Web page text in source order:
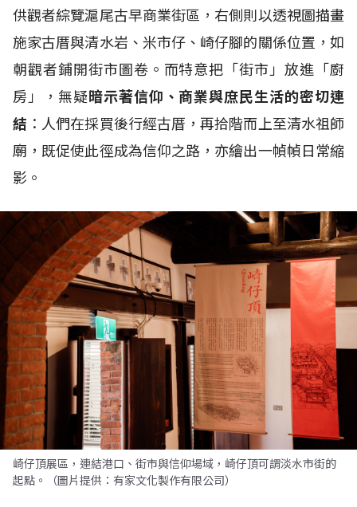
供觀者綜覽滬尾古早商業街區，右側則以透視圖描畫
施家古厝與清水岩、米市仔、崎仔腳的關係位置，如
朝觀者鋪開街市圖卷。而特意把「街市」放進「廚
房」，無疑暗示著信仰、商業與庶民生活的密切連
結 ：人們在採買後行經古厝，再拾階而上至清水祖師
廟，既促使此徑成為信仰之路，亦繪出一幀幀日常縮
影。
崎仔頂展區，連結港口、街市與信仰場域，崎仔頂可謂淡水市街的
起點。（圖片提供：有家文化製作有限公司）